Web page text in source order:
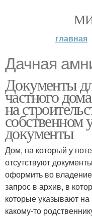
главная
Дачная
Документы
частного
на
собственном
документы
Дом, на который у
отсутствуют
оформить во
запрос в архив, в
которые указывают
какому-то